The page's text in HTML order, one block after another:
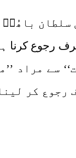
سلطان باھُوؒ
کرنا ہے
سے مراد
رجوع کر